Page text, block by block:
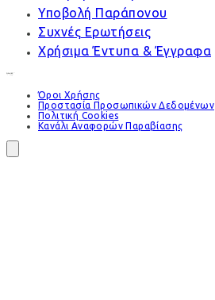
Υποβολή Παράπονου
Συχνές Ερωτήσεις
Χρήσιμα Έντυπα & Έγγραφα
Όροι Χρήσης
Προστασία Προσωπικών Δεδομένων
Πολιτική Cookies
Κανάλι Αναφορών Παραβίασης